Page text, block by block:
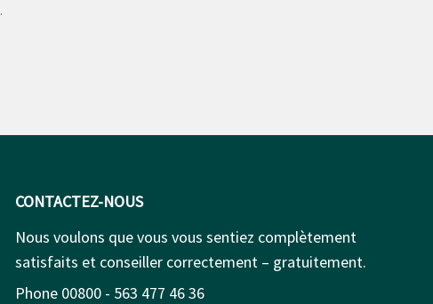
.
CONTACTEZ-NOUS
Nous voulons que vous vous sentiez complètement
satisfaits et conseiller correctement – gratuitement.
Phone 00800 - 563 477 46 36